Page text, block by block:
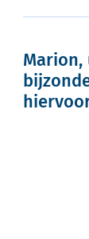
Marion,